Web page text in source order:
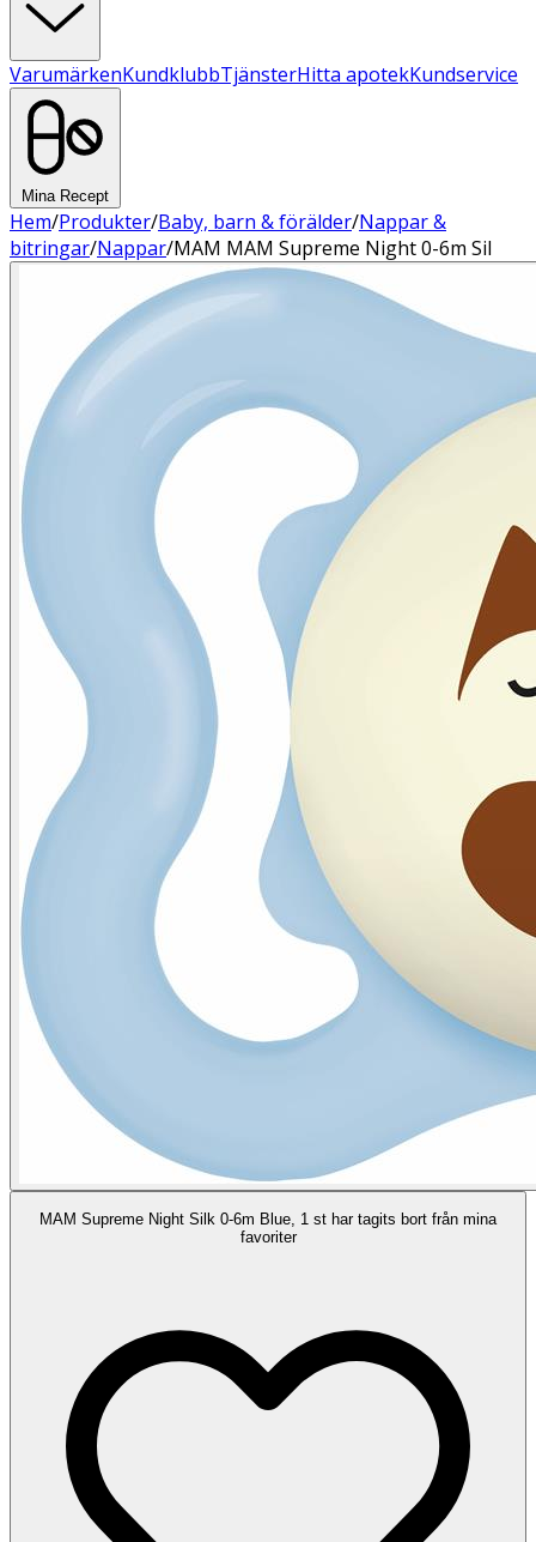
VarumärkenKundklubbTjänsterHitta apotekKundservice
Mina Recept
Hem/Produkter/Baby, barn & förälder/Nappar &
bitringar/Nappar/MAM MAM Supreme Night 0-6m Sil
MAM Supreme Night Silk 0-6m Blue, 1 st har tagits bort från mina
favoriter